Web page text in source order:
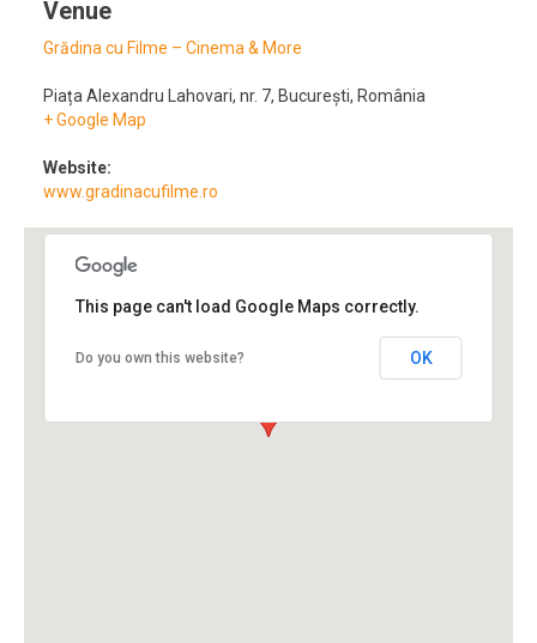
Venue
Grădina cu Filme – Cinema & More
Piața Alexandru Lahovari, nr. 7, București, România
+ Google Map
Website:
www.gradinacufilme.ro
This page can't load Google Maps correctly.
Do you own this website? OK